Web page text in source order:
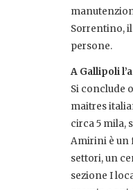
Sorrentino,
persone.
A Gallipoli
Si conclude
maitres
circa 5 mila,
Amirini è un
settori, un
sezione I